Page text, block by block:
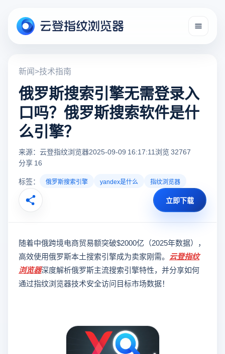
新闻>技术指南
俄罗斯搜索引擎无需登录入
口吗？俄罗斯搜索软件是什
么引擎？
来源：云登指纹浏览器2025-09-09 16:17:11浏览 32767
分享 16
标签：
俄罗斯搜索引擎 yandex是什么 指纹浏览器
立即下载
随着中俄跨境电商贸易额突破$2000亿（2025年数据），
高效使用俄罗斯本土搜索引擎成为卖家刚需。 云登指纹
浏览器深度解析俄罗斯主流搜索引擎特性，并分享如何
通过指纹浏览器技术安全访问目标市场数据！